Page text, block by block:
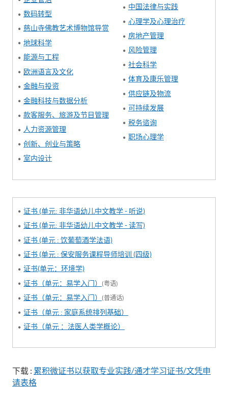
数码转型
慈山寺佛教艺术博物馆导赏
地球科学
能源与工程
欧洲语言及文化
金融与投资
金融科技与数据分析
款客服务、旅游及节目管理
人力资源管理
创新、创业与策略
室内设计
中国法律与实践
心理学及心理治疗
房地产管理
风险管理
社会科学
体育及康乐管理
供应链及物流
可持续发展
税务谘询
职场心理学
证书 (单元: 非华语幼儿中文教学 - 听说)
证书 (单元: 非华语幼儿中文教学 - 读写)
证书 (单元 : 饮葡萄酒学法语)
证书 (单元 : 保安服务课程导师培训 (四级)
证书(单元：环境学)
证书（单元：易学入门）
(粤语)
证书（单元：易学入门） (普通话)
证书（单元 : 家庭系统排列基础）
证书（单元 ：法医人类学概论）
下载 : 累积微证书以获取专业实践/通才学习证书/文凭申
请表格